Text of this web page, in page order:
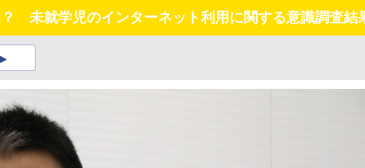
未就学児のインターネット利用に関する意識調査結